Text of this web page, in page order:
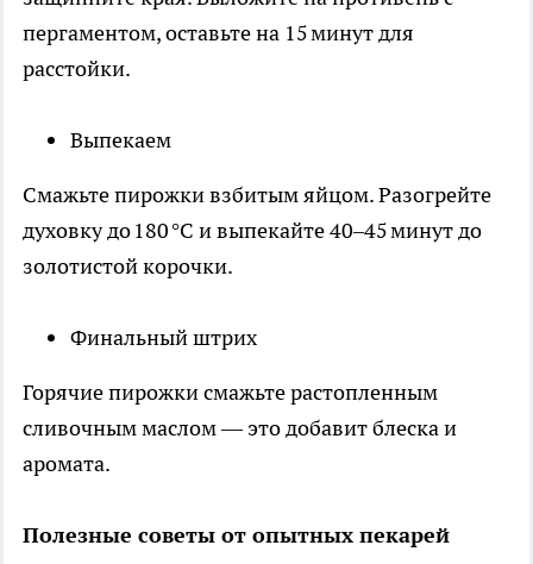
пергаментом, оставьте на 15 минут для
расстойки.
Выпекаем
Смажьте пирожки взбитым яйцом. Разогрейте
духовку до 180 °C и выпекайте 40–45 минут до
золотистой корочки.
Финальный штрих
Горячие пирожки смажьте растопленным
сливочным маслом — это добавит блеска и
аромата.
Полезные советы от опытных пекарей